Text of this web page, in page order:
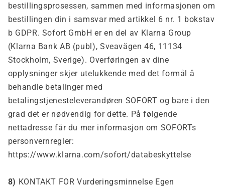
bestillingsprosessen, sammen med informasjonen om
bestillingen din i samsvar med artikkel 6 nr. 1 bokstav
b GDPR. Sofort GmbH er en del av Klarna Group
(Klarna Bank AB (publ), Sveavägen 46, 11134
Stockholm, Sverige). Overføringen av dine
opplysninger skjer utelukkende med det formål å
behandle betalinger med
betalingstjenesteleverandøren SOFORT og bare i den
grad det er nødvendig for dette. På følgende
nettadresse får du mer informasjon om SOFORTs
personvernregler:
https://www.klarna.com/sofort/databeskyttelse
8) KONTAKT FOR Vurderingsminnelse Egen